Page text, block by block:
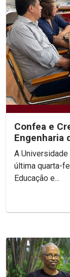
Confea e
Engenharia
A
última quarta-
Educação e...